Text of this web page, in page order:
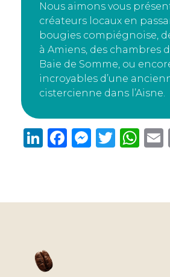
Nous aimons vous
créateurs locaux en
bougies compiégnoise,
à Amiens, des chambres
Baie de Somme, ou
incroyables d’une
cistercienne dans l’Aisne.
Li F
M T
W